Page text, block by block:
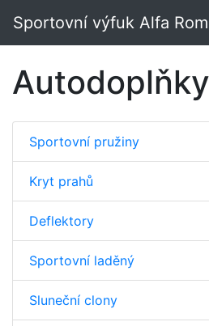
Sportovní výfuk Alfa
Autodoplňky
Sportovní pružiny
Kryt prahů
Deflektory
Sportovní laděný
Sluneční clony